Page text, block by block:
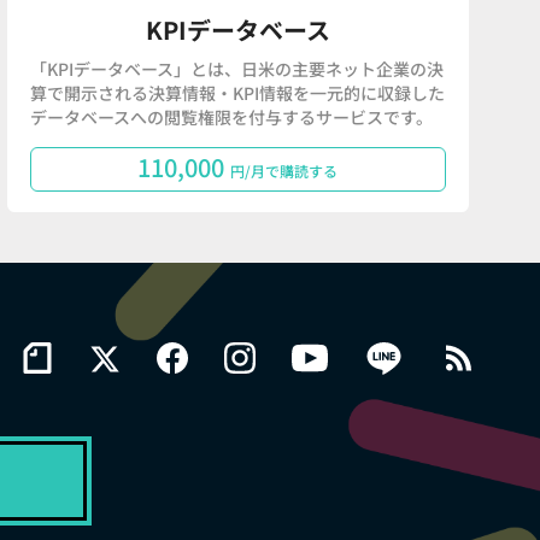
KPIデータベース
「KPIデータベース」とは、日米の主要ネット企業の決
算で開示される決算情報・KPI情報を一元的に収録した
データベースへの閲覧権限を付与するサービスです。
110,000 円/月で購読する